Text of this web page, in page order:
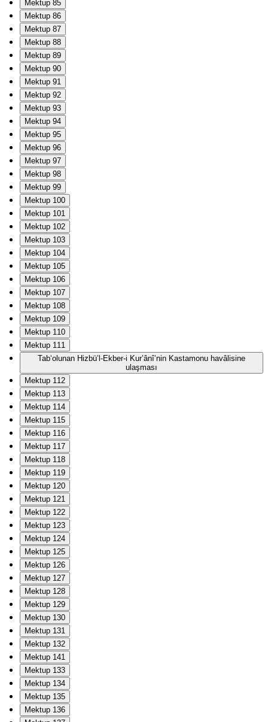
Mektup 85
Mektup 86
Mektup 87
Mektup 88
Mektup 89
Mektup 90
Mektup 91
Mektup 92
Mektup 93
Mektup 94
Mektup 95
Mektup 96
Mektup 97
Mektup 98
Mektup 99
Mektup 100
Mektup 101
Mektup 102
Mektup 103
Mektup 104
Mektup 105
Mektup 106
Mektup 107
Mektup 108
Mektup 109
Mektup 110
Mektup 111
Tab‘olunan Hizbü’l-Ekber-i Kur’ânî’nin Kastamonu havâlisine
ulaşması
Mektup 112
Mektup 113
Mektup 114
Mektup 115
Mektup 116
Mektup 117
Mektup 118
Mektup 119
Mektup 120
Mektup 121
Mektup 122
Mektup 123
Mektup 124
Mektup 125
Mektup 126
Mektup 127
Mektup 128
Mektup 129
Mektup 130
Mektup 131
Mektup 132
Mektup 141
Mektup 133
Mektup 134
Mektup 135
Mektup 136